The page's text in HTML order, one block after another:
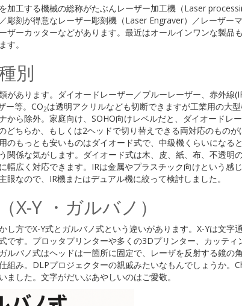
加工する機械の総称がたぶんレーザー加工機（Laser
彫刻が得意なレーザー彫刻機（Laser Engraver）／レーザー
ザーカッターなどがあります。最近はオールインワンな製品も
す。
別
があります。ダイオードレーザー／ブルーレーザー、赤外線
ー等。CO2は透明アクリルなども切断できますが工業用の大
から除外。家庭向け、SOHO向けレベルだと、ダイオードレ
どちらか、もしくは2ヘッドで切り替えできる両対応のもの
のもっとも安いものはダイオード式で、中級機くらいになる
関係な気がします。ダイオード式は木、皮、紙、布、不透明
幅広く対応できます。IRは金属やプラスチック向けという感
眼なので、IR機またはデュアル機に絞って検討しました。
X-Y ・ガルバノ）
し方でX-Y式とガルバノ式という違いがあります。X-Yは文字
です。プロッタプリンターや多くの3Dプリンター、カッティ
ルバノ式はヘッドは一箇所に固定で、レーザを反射する鏡の
組み。DLPプロジェクターの親戚みたいなもんでしょうか。
ました。文字がだいぶあやしいのはご愛敬。